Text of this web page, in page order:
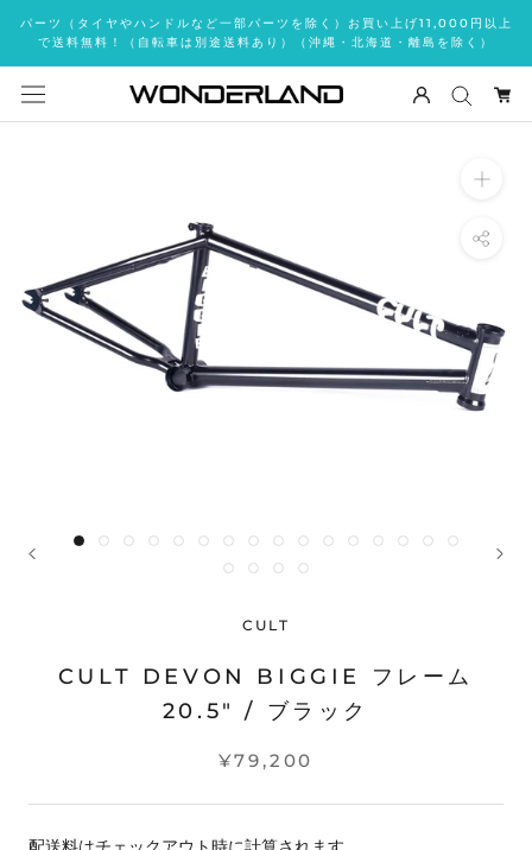
ッ
し
パーツ（タイヤやハンドルなど一部パーツを除く）お買い上げ11,000円以上
で送料無料！（自転車は別途送料あり）（沖縄・北海道・離島を除く）
CULT
CULT DEVON BIGGIE フレーム
20.5" / ブラック
¥79,200